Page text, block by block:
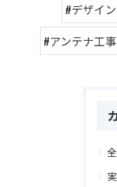
#デザイ
#アンテナ工事